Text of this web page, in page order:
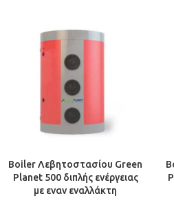
Boiler Λεβητοστασίου Green
Planet 500 διπλής ενέργειας
με εναν εναλλάκτη